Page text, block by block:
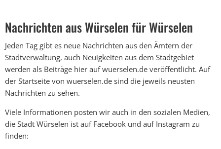
Nachrichten aus Würselen für Würselen
Jeden Tag gibt es neue Nachrichten aus den Ämtern der
Stadtverwaltung, auch Neuigkeiten aus dem Stadtgebiet
werden als Beiträge hier auf wuerselen.de veröffentlicht. Auf
der Startseite von wuerselen.de sind die jeweils neusten
Nachrichten zu sehen.
Viele Informationen posten wir auch in den sozialen Medien,
die Stadt Würselen ist auf Facebook und auf Instagram zu
finden: